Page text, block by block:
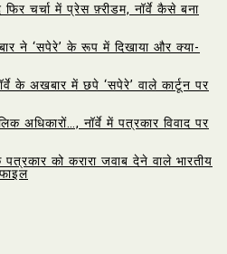
चर्चा में प्रेस फ़्रीडम, नॉर्वे कैसे बना
ने ‘सपेरे’ के रूप में दिखाया और क्या-
के अखबार में छपे ‘सपेरे’ वाले कार्टून पर
अधिकारों…, नॉर्वे में पत्रकार विवाद पर
पत्रकार को करारा जवाब देने वाले भारतीय